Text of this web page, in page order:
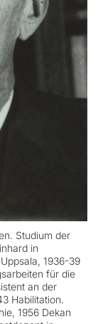
Studium der
in
1936-39
für die
an der
Habilitation.
1956 Dekan